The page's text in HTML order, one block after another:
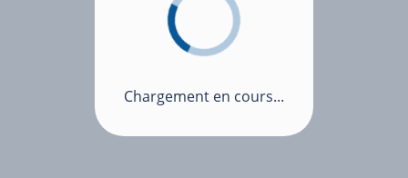
Chargement en cours...